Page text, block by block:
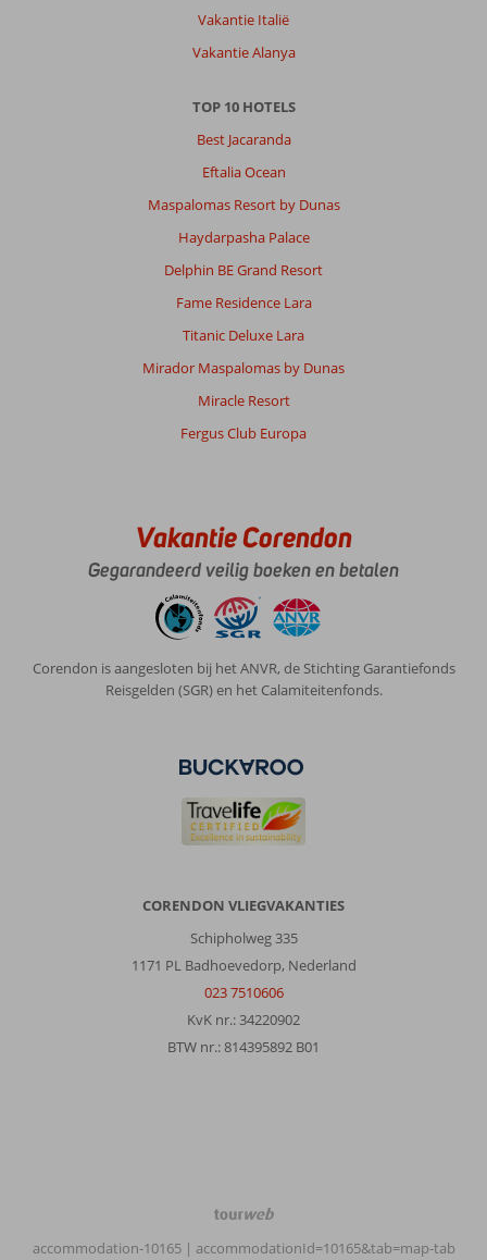
Vakantie Italië
Vakantie Alanya
TOP 10 HOTELS
Best Jacaranda
Eftalia Ocean
Maspalomas Resort by Dunas
Haydarpasha Palace
Delphin BE Grand Resort
Fame Residence Lara
Titanic Deluxe Lara
Mirador Maspalomas by Dunas
Miracle Resort
Fergus Club Europa
Vakantie Corendon
Gegarandeerd veilig boeken en betalen
Corendon is aangesloten bij het ANVR, de Stichting Garantiefonds
Reisgelden (SGR) en het Calamiteitenfonds.
CORENDON VLIEGVAKANTIES
Schipholweg 335
1171 PL Badhoevedorp, Nederland
023 7510606
KvK nr.: 34220902
BTW nr.: 814395892 B01
TourWeb
accommodation-10165 | accommodationId=10165&tab=map-tab